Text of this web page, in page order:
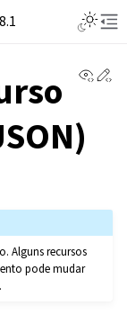
Alguns recursos
pode mudar